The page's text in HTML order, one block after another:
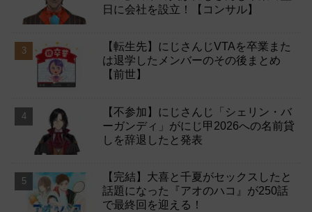
日に会社を設立！【コンサル】
【転生先】にじさんじVTAを卒業また
は退学したメンバーのその後まとめ
【前世】
【不参加】にじさんじ「シェリン・バ
ーガンディ」がにじ甲2026への名前貸
しを辞退したと発表
【完結】大喜と千夏がセックスしたと
話題になった『アオのハコ』が250話
で最終回を迎える！